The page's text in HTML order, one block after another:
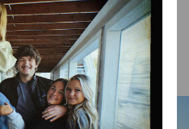
nieuwe realityshow